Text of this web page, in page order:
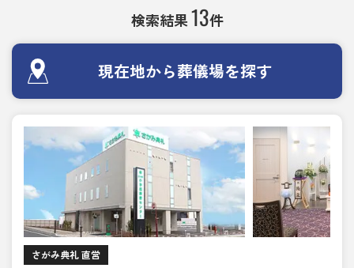
希望に合わせたお葬式のかたちを選べる葬儀場・斎
場を探せます。
各葬儀場を利用した方の口コミや、斎場の施設情報
もご覧いただけます。
病院からの移動が必要なご遺族には、お近くで安置
ご案内しますので、深夜・早朝を問わずいつでもご
相談ください。
24時間・365日相談受付対応しております。
検索結果13件
現在地から葬儀場を探す
さがみ典礼 直営